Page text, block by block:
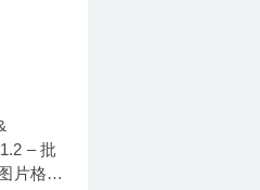
– 批
片格式